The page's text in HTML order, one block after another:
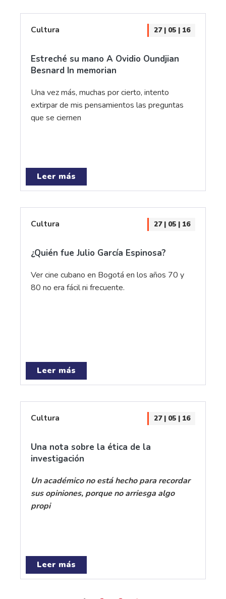
Cultura 27 | 05 | 16
Estreché su mano A Ovidio Oundjian
Besnard In memorian
Una vez más, muchas por cierto, intento
extirpar de mis pensamientos las preguntas
que se ciernen
Leer más
Cultura 27 | 05 | 16
¿Quién fue Julio García Espinosa?
Ver cine cubano en Bogotá en los años 70 y
80 no era fácil ni frecuente.
Leer más
Cultura 27 | 05 | 16
Una nota sobre la ética de la
investigación
Un académico no está hecho para recordar
sus opiniones, porque no arriesga algo
propi
Leer más